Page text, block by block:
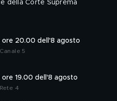
della Corte Suprema
ore 20.00 dell'8 agosto
5
ore 19.00 dell'8 agosto
4